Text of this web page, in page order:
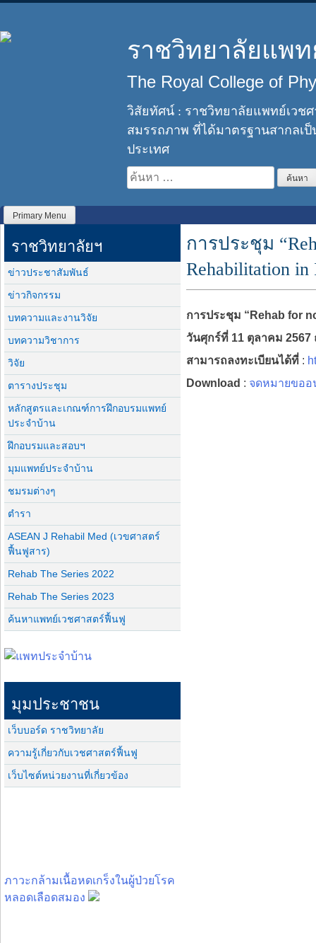
content
ราชวิทยาลัยแพ
The Royal College of
วิสัยทัศน์ : ราชวิทยาลัยแพทย์เวช
สมรรถภาพ ที่ได้มาตรฐานสากลเ
ประเทศ
ค้นหา
สำหรับ:
Primary Menu
การประชุม
Rehabilitation
การประชุม “Rehab for
วันศุกร์ที่ 11 ตุลาคม 2567
สามารถลงทะเบียนได้ที่ :
Download : จดหมายขอ
ราชวิทยาลัยฯ
ข่าวประชาสัมพันธ์
ข่าวกิจกรรม
บทความและงานวิจัย
บทความวิชาการ
วิจัย
ตารางประชุม
หลักสูตรและเกณฑ์การฝึกอบรมแพทย์
ประจำบ้าน
ฝึกอบรมและสอบฯ
มุมแพทย์ประจำบ้าน
ชมรมต่างๆ
ตำรา
ASEAN J Rehabil Med (เวขศาสตร์
ฟื้นฟูสาร)
Rehab The Series 2022
Rehab The Series 2023
ค้นหาแพทย์เวชศาสตร์ฟื้นฟู
มุมประชาชน
เว็บบอร์ด ราชวิทยาลัย
ความรู้เกี่ยวกับเวชศาสตร์ฟื้นฟู
เว็บไซต์หน่วยงานที่เกี่ยวข้อง
ภาวะกล้ามเนื้อหดเกร็งในผู้ป่วยโรค
หลอดเลือดสมอง